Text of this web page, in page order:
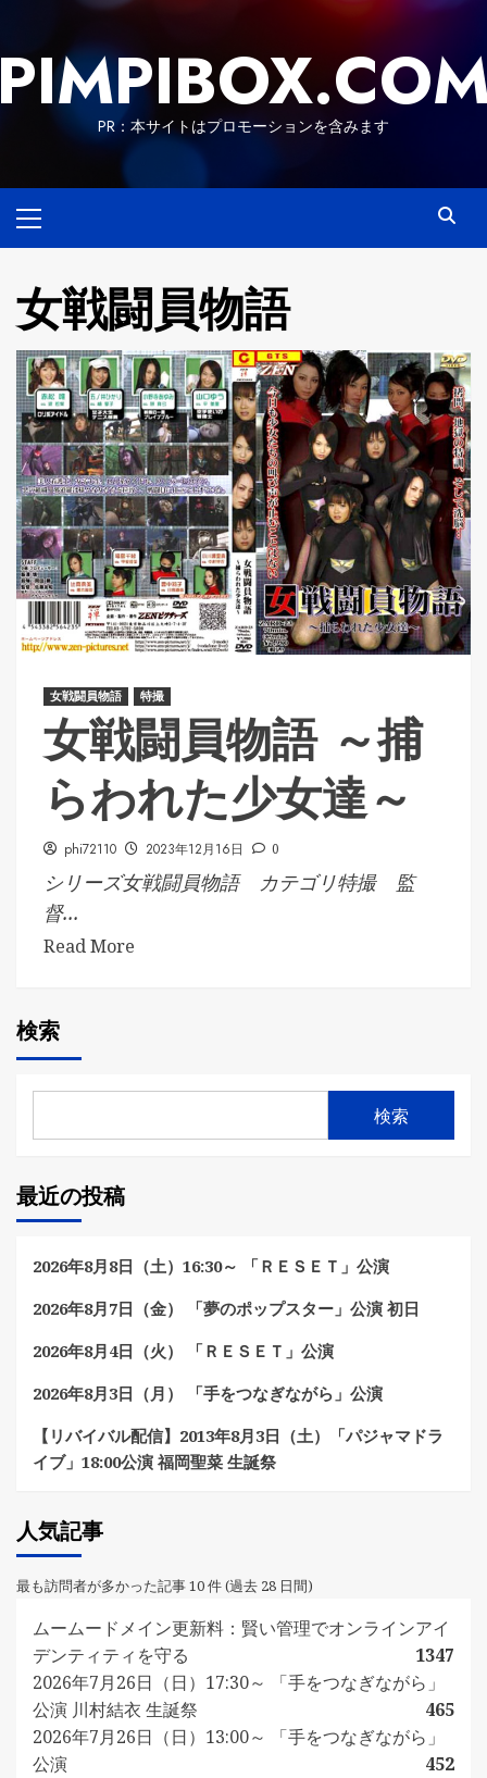
content
PR：本サイトはプロモーションを含みます
Menu
女戦闘員物語
女戦闘員物語 特撮
女戦闘員物語 ～捕
らわれた少女達～
phi72110 2023年12月16日 0
シリーズ女戦闘員物語 カテゴリ特撮 監
督...
Read More
検索
検索
最近の投稿
2026年8月8日（土）16:30～ 「ＲＥＳＥＴ」公演
2026年8月7日（金） 「夢のポップスター」公演 初日
2026年8月4日（火） 「ＲＥＳＥＴ」公演
2026年8月3日（月） 「手をつなぎながら」公演
【リバイバル配信】2013年8月3日（土）「パジャマドラ
イブ」18:00公演 福岡聖菜 生誕祭
人気記事
最も訪問者が多かった記事 10 件 (過去 28 日間)
ムームードメイン更新料：賢い管理でオンラインアイ
デンティティを守る
1347
2026年7月26日（日）17:30～ 「手をつなぎながら」
公演 川村結衣 生誕祭
465
2026年7月26日（日）13:00～ 「手をつなぎながら」
公演
452